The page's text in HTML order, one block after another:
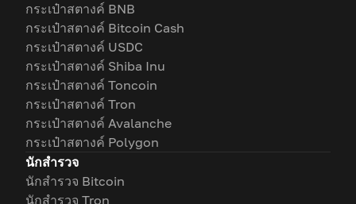
กระเป๋าสตางค์ BNB
กระเป๋าสตางค์ Bitcoin Cash
กระเป๋าสตางค์ USDC
กระเป๋าสตางค์ Shiba Inu
กระเป๋าสตางค์ Toncoin
กระเป๋าสตางค์ Tron
กระเป๋าสตางค์ Avalanche
กระเป๋าสตางค์ Polygon
นักสำรวจ
นักสำรวจ Bitcoin
นักสำรวจ Tron